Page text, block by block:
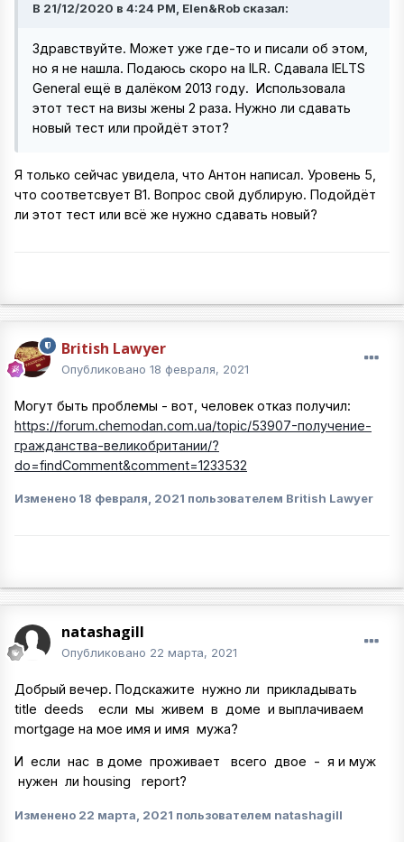
В 21/12/2020 в 4:24 PM, Elen&Rob сказал:
Здравствуйте. Может уже где-то и писали об этом,
но я не нашла. Подаюсь скоро на ILR. Сдавала IELTS
General ещё в далёком 2013 году. Использовала
этот тест на визы жены 2 раза. Нужно ли сдавать
новый тест или пройдёт этот?
Я только сейчас увидела, что Антон написал. Уровень 5,
что соответсвует В1. Вопрос свой дублирую. Подойдёт
ли этот тест или всё же нужно сдавать новый?
British Lawyer
Опубликовано 18 февраля, 2021
Могут быть проблемы - вот, человек отказ получил:
https://forum.chemodan.com.ua/topic/53907-получение-
гражданства-великобритании/?
do=findComment&comment=1233532
Изменено 18 февраля, 2021 пользователем British Lawyer
natashagill
Опубликовано 22 марта, 2021
Добрый вечер. Подскажите нужно ли прикладывать
title deeds если мы живем в доме и выплачиваем
mortgage на мое имя и имя мужа?
И если нас в доме проживает всего двое - я и муж
нужен ли housing report?
Изменено 22 марта, 2021 пользователем natashagill